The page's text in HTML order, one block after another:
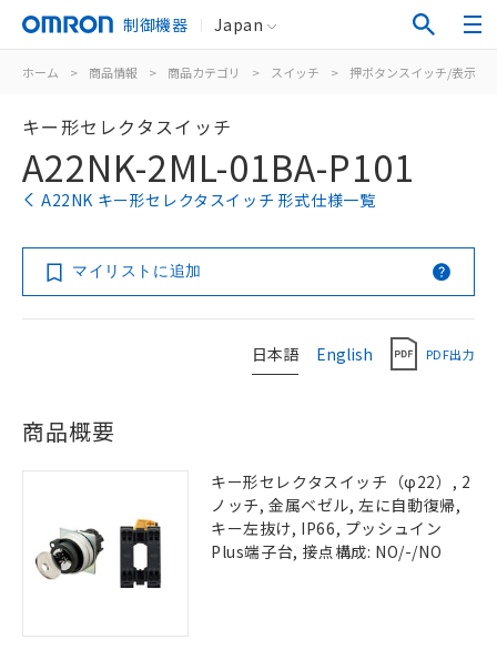
制御機器 Japan
ホーム > 商品情報 > 商品カテゴリ > スイッチ > 押ボタンスイッチ/表示灯
キー形セレクタスイッチ
A22NK-2ML-01BA-P101
A22NK キー形セレクタスイッチ 形式仕様一覧
マイリストに追加
日本語 English PDF出力
商品概要
キー形セレクタスイッチ（φ22）, 2
ノッチ, 金属ベゼル, 左に自動復帰,
キー左抜け, IP66, プッシュイン
Plus端子台, 接点構成: NO/-/NO